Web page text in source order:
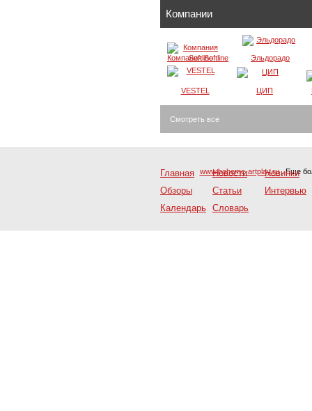
Компании
Компания Softline Эльдорадо
VESTEL ЦИП
Смотреть все
Главная Новости
Новинки
Обзоры
Статьи
Интервью
Календарь Словарь
www.boheme-artplay.ru. Еще